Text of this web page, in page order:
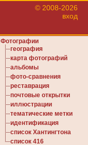
© 2008-2026
вход
Фотографии
география
карта фотографий
альбомы
фото-сравнения
реставрация
почтовые открытки
иллюстрации
тематические метки
идентификация
список Хантингтона
список 416